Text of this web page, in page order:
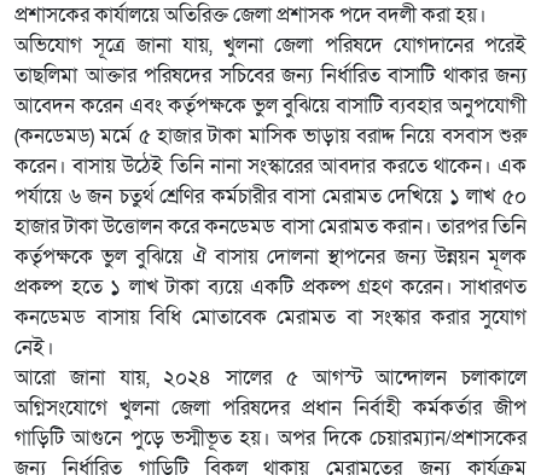
প্রশাসকের কার্যালয়ে অতিরিক্ত জেলা প্রশাসক পদে বদলী করা হয়।
অভিযোগ সূত্রে জানা যায়, খুলনা জেলা পরিষদে যোগদানের পরেই
তাছলিমা আক্তার পরিষদের সচিবের জন্য নির্ধারিত বাসাটি থাকার জন্য
আবেদন করেন এবং কর্তৃপক্ষকে ভুল বুঝিয়ে বাসাটি ব্যবহার অনুপযোগী
(কনডেমড) মর্মে ৫ হাজার টাকা মাসিক ভাড়ায় বরাদ্দ নিয়ে বসবাস শুরু
করেন। বাসায় উঠেই তিনি নানা সংস্কারের আবদার করতে থাকেন। এক
পর্যায়ে ৬ জন চতুর্থ শ্রেণির কর্মচারীর বাসা মেরামত দেখিয়ে ১ লাখ ৫০
হাজার টাকা উত্তোলন করে কনডেমড বাসা মেরামত করান। তারপর তিনি
কর্তৃপক্ষকে ভুল বুঝিয়ে ঐ বাসায় দোলনা স্থাপনের জন্য উন্নয়ন মূলক
প্রকল্প হতে ১ লাখ টাকা ব্যয়ে একটি প্রকল্প গ্রহণ করেন। সাধারণত
কনডেমড বাসায় বিধি মোতাবেক মেরামত বা সংস্কার করার সুযোগ
নেই।
আরো জানা যায়, ২০২৪ সালের ৫ আগস্ট আন্দোলন চলাকালে
অগ্নিসংযোগে খুলনা জেলা পরিষদের প্রধান নির্বাহী কর্মকর্তার জীপ
গাড়িটি আগুনে পুড়ে ভস্মীভূত হয়। অপর দিকে চেয়ারম্যান/প্রশাসকের
জন্য নির্ধারিত গাড়িটি বিকল থাকায় মেরামতের জন্য কার্যক্রম